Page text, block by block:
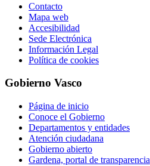
Contacto
Mapa web
Accesibilidad
Sede Electrónica
Información Legal
Política de cookies
Gobierno Vasco
Página de inicio
Conoce el Gobierno
Departamentos y entidades
Atención ciudadana
Gobierno abierto
Gardena, portal de transparencia